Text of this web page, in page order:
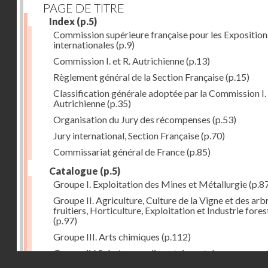
PAGE DE TITRE
Index (p.5)
Commission supérieure française pour les
internationales (p.9)
Commission I. et R. Autrichienne(p.13)
Règlement général de la Section Française(p.15)
Classification générale adoptée par la Commission I.
Autrichienne(p.35)
Organisation du Jury des récompenses (p.53)
Jury international, Section Française(p.70)
Commissariat général de France(p.85)
Catalogue (p.5)
Groupe I. Exploitation des Mines et Métallurgie
Groupe II. Agriculture, Culture de la Vigne et des
fruitiers, Horticulture, Exploitation et Industrie
(p.97)
Groupe III. Arts chimiques (p.112)
Groupe IV. Substances alimentaires et de